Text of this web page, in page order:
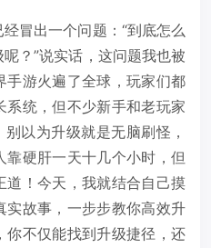
冒出一个问题：“到底怎么
？”说实话，这问题我也被
手游火遍了全球，玩家们都
系统，但不少新手和老玩家
以为升级就是无脑刷怪，
硬肝一天十几个小时，但
道！今天，我就结合自己摸
实故事，一步步教你高效升
你不仅能找到升级捷径，还